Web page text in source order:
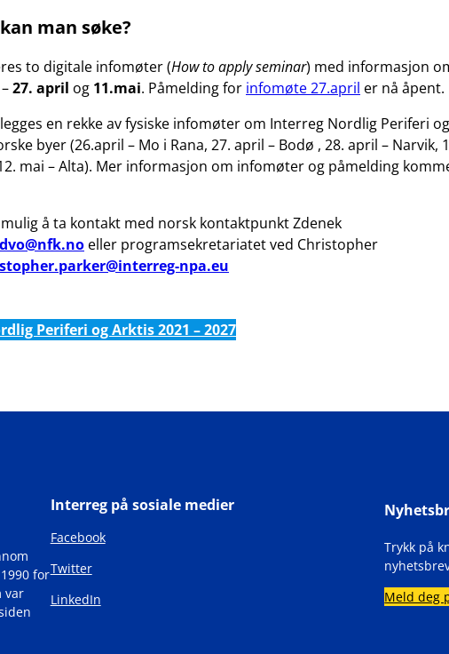
man søke?
to digitale infomøter (How to apply seminar) med informasjon
27. april og 11.mai. Påmelding for infomøte 27.april er nå åpent.
en rekke av fysiske infomøter om Interreg Nordlig Periferi
byer (26.april – Mo i Rana, 27. april – Bodø , 28. april – Narvik,
mai – Alta). Mer informasjon om infomøter og påmelding
å ta kontakt med norsk kontaktpunkt Zdenek
eller programsekretariatet ved Christopher
npa.eu
Periferi og Arktis 2021 – 2027
for
var
Interreg på sosiale medier
Facebook
Twitter
LinkedIn
Trykk på
Meld deg